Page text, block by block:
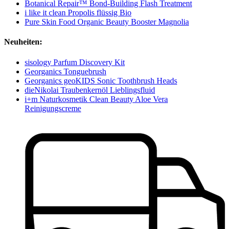
Botanical Repair™ Bond-Building Flash Treatment
i like it clean Propolis flüssig Bio
Pure Skin Food Organic Beauty Booster Magnolia
Neuheiten:
sisology Parfum Discovery Kit
Georganics Tonguebrush
Georganics geoKIDS Sonic Toothbrush Heads
dieNikolai Traubenkernöl Lieblingsfluid
i+m Naturkosmetik Clean Beauty Aloe Vera
Reinigungscreme